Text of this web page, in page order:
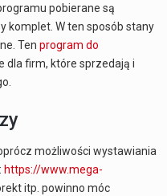
pobierane są
komplet. W ten sposób stany
Ten program do
dla firm, które sprzedają i
możliwości wystawiania
https://www.mega-
itp. powinno móc